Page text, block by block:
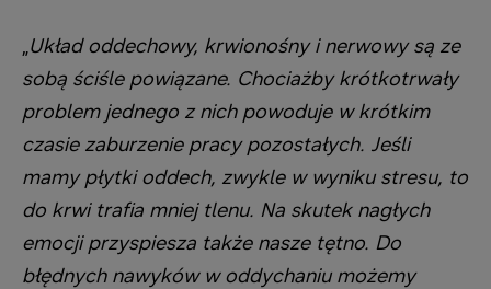
„Układ oddechowy, krwionośny i nerwowy są ze
sobą ściśle powiązane. Chociażby krótkotrwały
problem jednego z nich powoduje w krótkim
czasie zaburzenie pracy pozostałych. Jeśli
mamy płytki oddech, zwykle w wyniku stresu, to
do krwi trafia mniej tlenu. Na skutek nagłych
emocji przyspiesza także nasze tętno. Do
błędnych nawyków w oddychaniu możemy